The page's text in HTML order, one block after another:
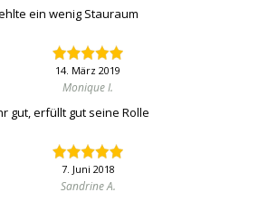
ein wenig Stauraum
14. März 2019
Monique I.
gut, erfüllt gut seine Rolle
7. Juni 2018
Sandrine A.